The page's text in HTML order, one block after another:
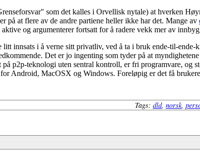
som det kalles i Orvellisk nytale) at hverken
på at flere av de andre partiene heller ikke har det. Mange av
og argumenterer fortsatt for å radere vekk mer av
innsats i å verne sitt privatliv, ved å ta i bruk ende-til-ende-
Det er jo ingenting som tyder på at
på p2p-teknologi uten sentral kontroll, er fri programvare, og
Android, MacOSX og Windows. Foreløpig er det få
Tags: dld, norsk,